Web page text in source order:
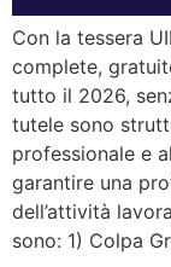
Con la tessera
complete,
tutto il 2026,
tutele sono
professionale e
garantire una
dell’attività
sono: 1) Colpa